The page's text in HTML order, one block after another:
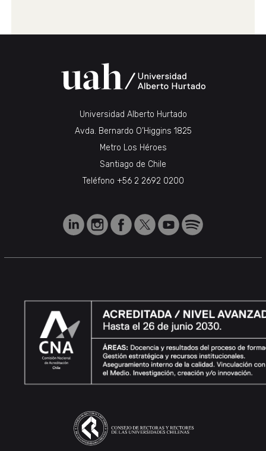
Universidad Alberto Hurtado
Avda. Bernardo O’Higgins 1825
Metro Los Héroes
Santiago de Chile
Teléfono +56 2 2692 0200